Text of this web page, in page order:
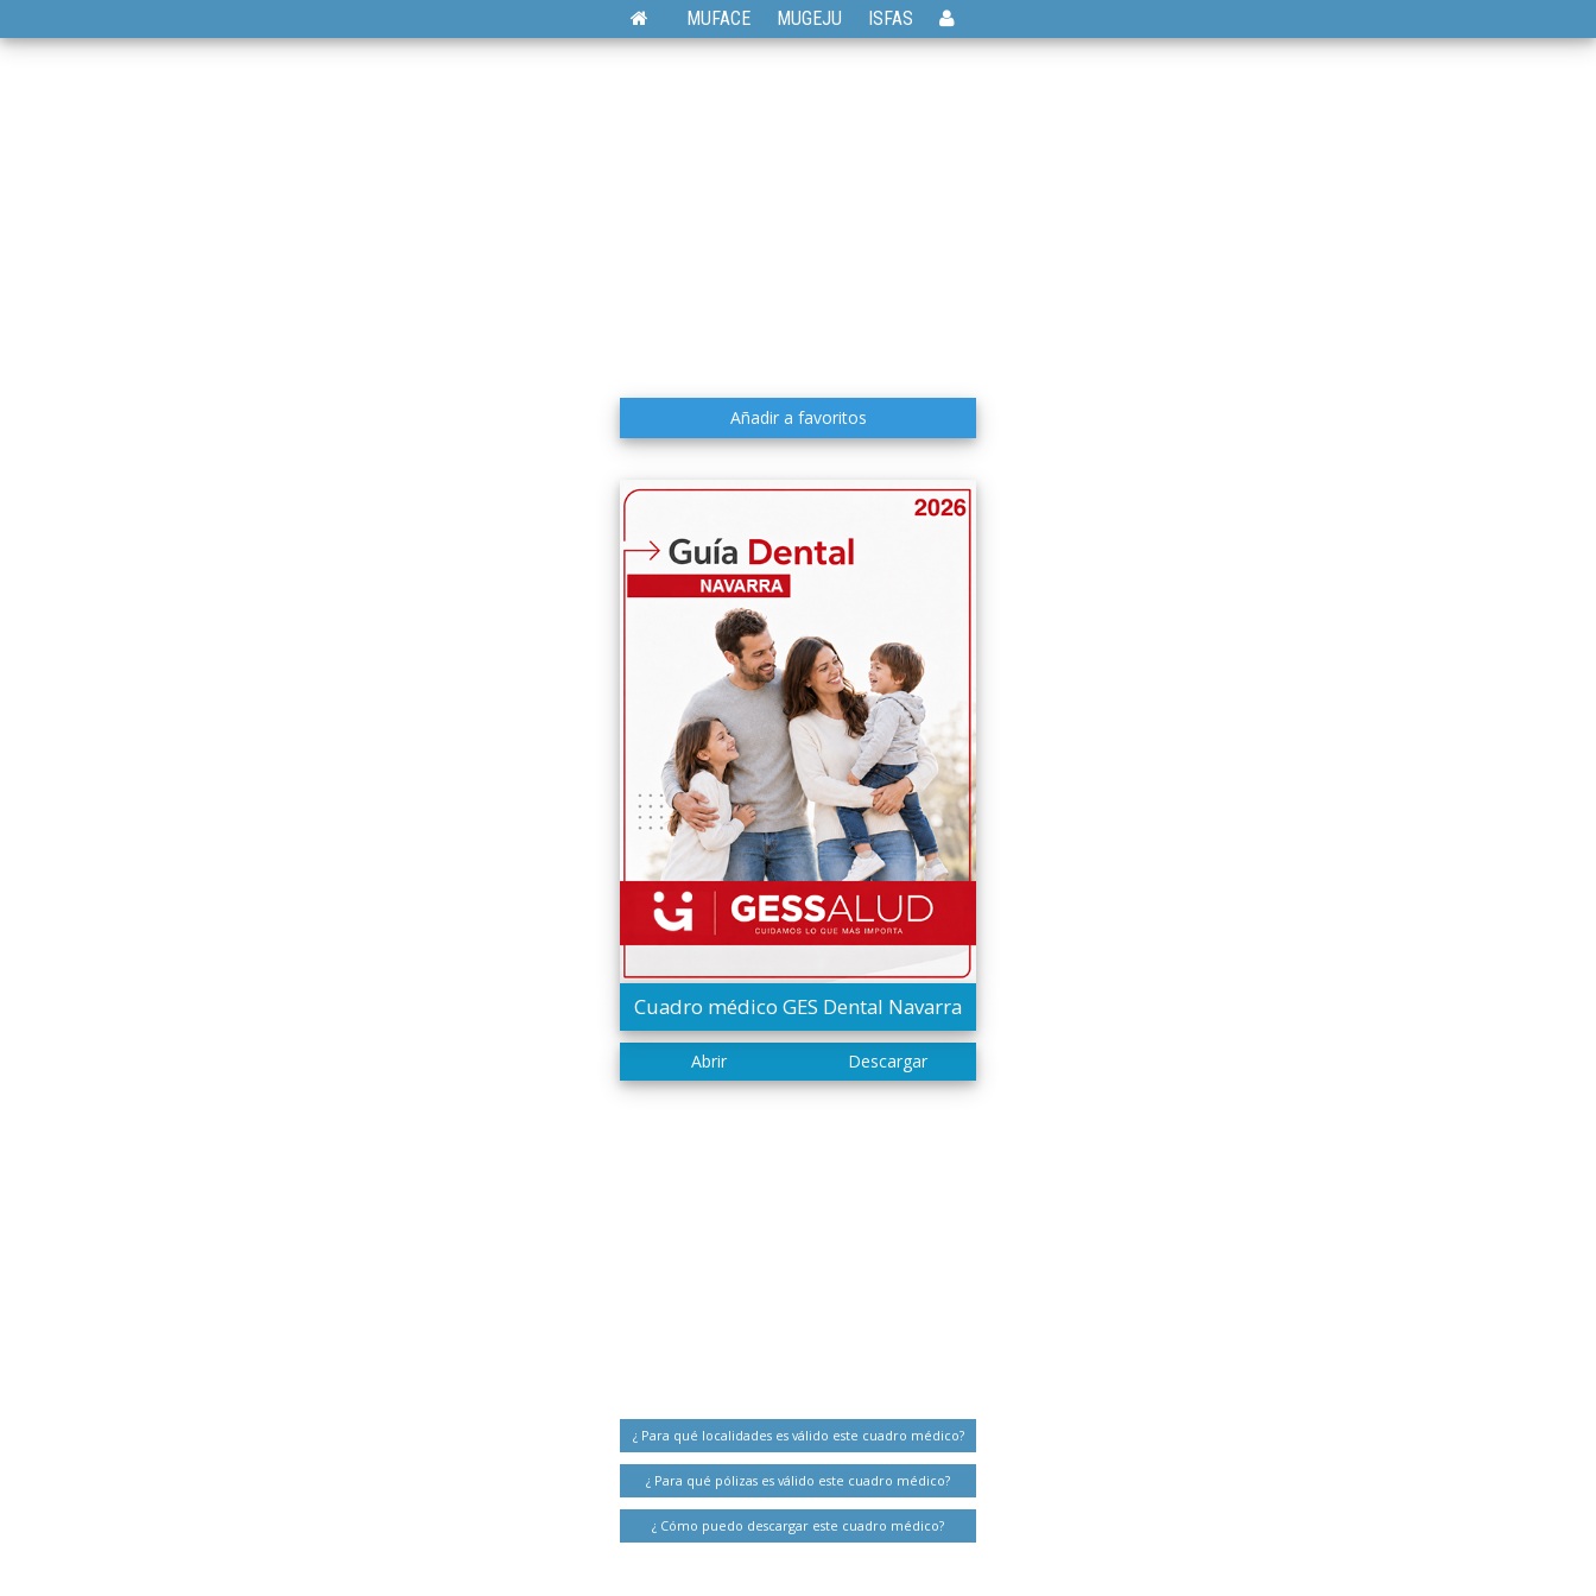
MUFACE MUGEJU ISFAS
Cuadro médico GES Dental Navarra
¿ Para qué localidades es válido este cuadro médico?
¿ Para qué pólizas es válido este cuadro médico?
¿ Cómo puedo descargar este cuadro médico?